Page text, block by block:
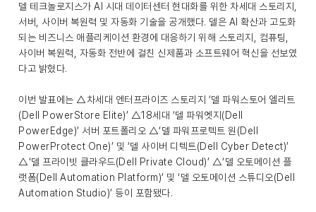
델 테크놀로지스가 AI 시대 데이터센터 현대화를 위한 차세대 스토리지,
서버, 사이버 복원력 및 자동화 기술을 공개했다. 델은 AI 확산과 고도화
되는 비즈니스 애플리케이션 환경에 대응하기 위해 스토리지, 컴퓨팅,
사이버 복원력, 자동화 전반에 걸친 신제품과 소프트웨어 혁신을 선보였
다고 밝혔다.
이번 발표에는 △차세대 엔터프라이즈 스토리지 ‘델 파워스토어 엘리트
(Dell PowerStore Elite)’ △18세대 ‘델 파워엣지(Dell
PowerEdge)’ 서버 포트폴리오 △‘델 파워프로텍트 원(Dell
PowerProtect One)’ 및 ‘델 사이버 디텍트(Dell Cyber Detect)’
△‘델 프라이빗 클라우드(Dell Private Cloud)’ △‘델 오토메이션 플
랫폼(Dell Automation Platform)’ 및 ‘델 오토메이션 스튜디오(Dell
Automation Studio)’ 등이 포함됐다.